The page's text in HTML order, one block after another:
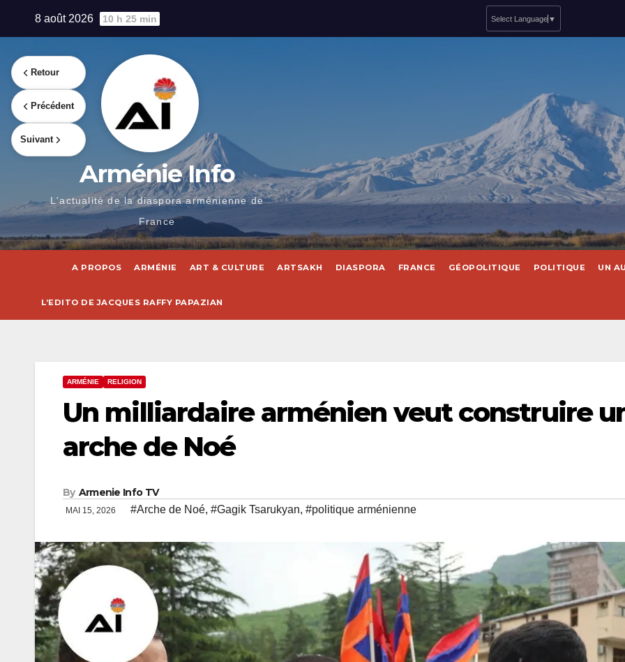
8 août 2026 10 h 25 min Select Language ▼
Arménie Info
L'actualité de la diaspora arménienne de
France
A PROPOS ARMÉNIE ART & CULTURE ARTSAKH DIASPORA FRANCE GÉOPOLITIQUE POLITIQUE UN
L’EDITO DE JACQUES RAFFY PAPAZIAN
ARMÉNIE RELIGION
Un milliardaire arménien veut construire
arche de Noé
By Armenie Info TV
MAI 15, 2026 #Arche de Noé, #Gagik Tsarukyan, #politique arménienne
Retour
Précédent
Suivant